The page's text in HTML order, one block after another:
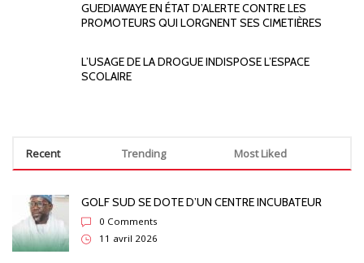
GUEDIAWAYE EN ÉTAT D’ALERTE CONTRE LES
PROMOTEURS QUI LORGNENT SES CIMETIÈRES
L’USAGE DE LA DROGUE INDISPOSE L’ESPACE
SCOLAIRE
Recent Trending Most Liked
GOLF SUD SE DOTE D’UN CENTRE INCUBATEUR
0 Comments
11 avril 2026